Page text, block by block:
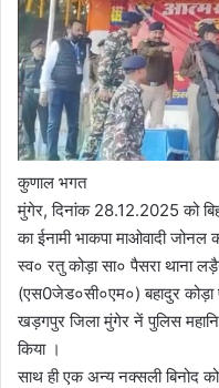
कुणाल भगत
मुंगेर, दिनांक 28.12.2025 को
का ईनामी भाकपा माओवादी
स्व० रतु कोड़ा सा० पैसरा थाना
(एस0जेड०सी०एम०) बहादुर कोड़ा
खड़गपुर जिला मुंगेर नें पुलिस
किया ।
साथ ही एक अन्य नक्सली बिनोद